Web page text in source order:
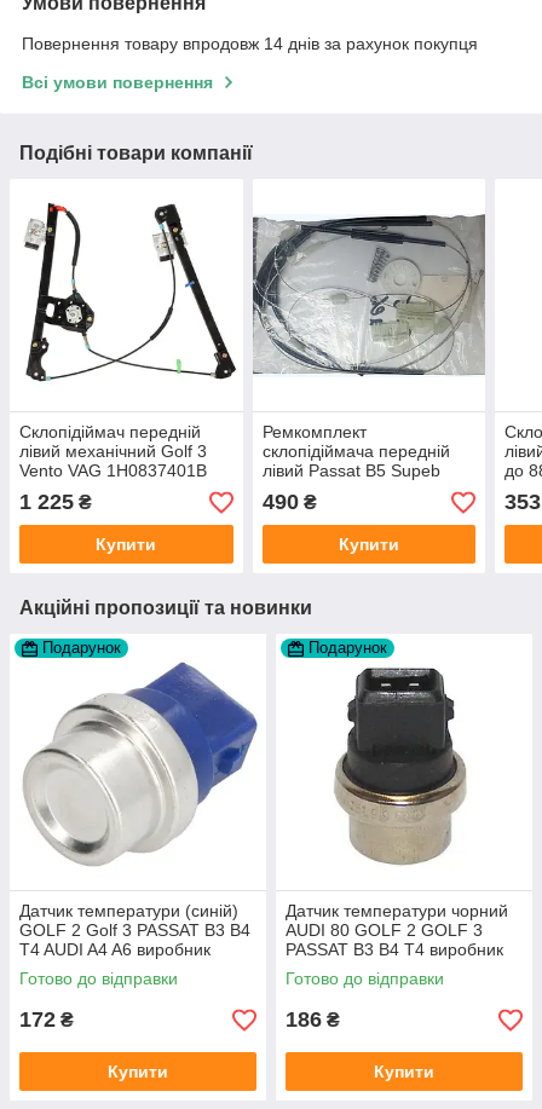
Повернення товару впродовж 14 днів за рахунок покупця
Всі умови повернення
Подібні товари компанії
Склопідіймач передній
лівий механічний Golf 3
Vento VAG 1H0837401B
виробник DPA
1 225 ₴
Купити
Ремкомплект
склопідіймача передній
лівий Passat B5 Supeb
490₴
Купити
до
353
Акційні пропозиції та новинки
Подарунок
Датчик температури (синій)
GOLF 2 Golf 3 PASSAT B3 B4
T4 AUDI A4 A6 виробник
Topran Німеччина
Готово до відправки
172 ₴
Купити
Подарунок
Датчик температури чорний
AUDI 80 GOLF 2 GOLF 3
PASSAT B3 B4 T4 виробник
TOPRAN Німеччина
Готово до відправки
186 ₴
Купити